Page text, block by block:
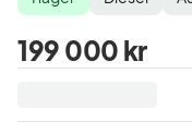
Lagerstatus
Drivmedel
Växellåda
Mätarställning
Modellår
199 000 kr